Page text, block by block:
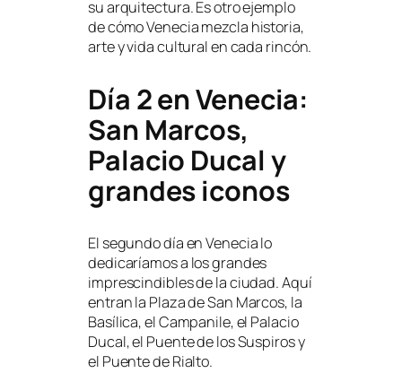
su arquitectura. Es otro ejemplo
de cómo Venecia mezcla historia,
arte y vida cultural en cada rincón.
Día 2 en Venecia:
San Marcos,
Palacio Ducal y
grandes iconos
El segundo día en Venecia lo
dedicaríamos a los grandes
imprescindibles de la ciudad. Aquí
entran la Plaza de San Marcos, la
Basílica, el Campanile, el Palacio
Ducal, el Puente de los Suspiros y
el Puente de Rialto.